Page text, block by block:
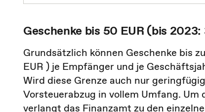
Geschenke bis 50 EUR (bis
Grundsätzlich können Geschenke bis
EUR ) je Empfänger und je
Wird diese Grenze auch nur
Vorsteuerabzug in vollem Umfang. Um
verlangt das Finanzamt zu den